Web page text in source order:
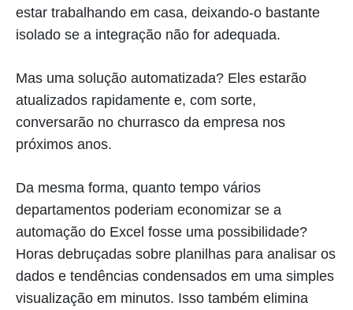
estar trabalhando em casa, deixando-o bastante
isolado se a integração não for adequada.
Mas uma solução automatizada? Eles estarão
atualizados rapidamente e, com sorte,
conversarão no churrasco da empresa nos
próximos anos.
Da mesma forma, quanto tempo vários
departamentos poderiam economizar se a
automação do Excel fosse uma possibilidade?
Horas debruçadas sobre planilhas para analisar os
dados e tendências condensados em uma simples
visualização em minutos. Isso também elimina